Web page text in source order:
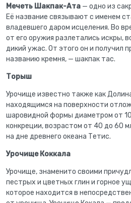
Мечеть Шакпак-Ата — одно из
Её название связывают с именем
владевшего даром исцеления. Во
от его оружия разлетались искры,
дикий ужас. От этого он и получил
названию кремня, — шакпак тас.
Торыш
Урочище известно также как
находящимся на поверхности
шаровидной формы диаметром от
конкреции, возрастом от 40 до 60
на дне древнего океана Тетис.
Урочище Коккала
Урочище, знаменито своими
пестрых и цветных глин и горное
которое находится в